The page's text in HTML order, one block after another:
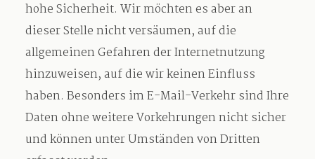
hohe Sicherheit. Wir möchten es aber an
dieser Stelle nicht versäumen, auf die
allgemeinen Gefahren der Internetnutzung
hinzuweisen, auf die wir keinen Einfluss
haben. Besonders im E-Mail-Verkehr sind Ihre
Daten ohne weitere Vorkehrungen nicht sicher
und können unter Umständen von Dritten